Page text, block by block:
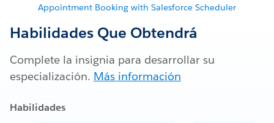
Appointment Booking with Salesforce Scheduler
Habilidades Que Obtendrá
Complete la insignia para desarrollar su
especialización. Más información
Habilidades